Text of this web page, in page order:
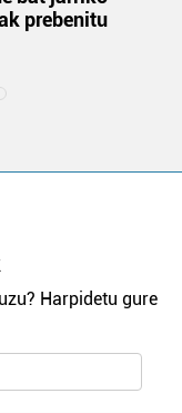
prebenitu
Harpidetu gure